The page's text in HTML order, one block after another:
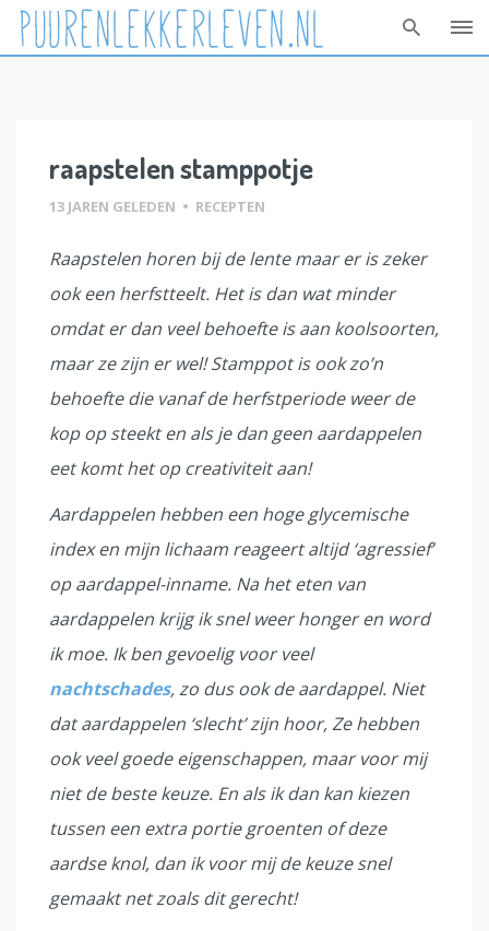
raapstelen stamppotje
13 JAREN GELEDEN • RECEPTEN
Raapstelen horen bij de lente maar er is zeker
ook een herfstteelt. Het is dan wat minder
omdat er dan veel behoefte is aan koolsoorten,
maar ze zijn er wel! Stamppot is ook zo’n
behoefte die vanaf de herfstperiode weer de
kop op steekt en als je dan geen aardappelen
eet komt het op creativiteit aan!
Aardappelen hebben een hoge glycemische
index en mijn lichaam reageert altijd ‘agressief’
op aardappel-inname. Na het eten van
aardappelen krijg ik snel weer honger en word
ik moe. Ik ben gevoelig voor veel
nachtschades, zo dus ook de aardappel. Niet
dat aardappelen ‘slecht’ zijn hoor, Ze hebben
ook veel goede eigenschappen, maar voor mij
niet de beste keuze. En als ik dan kan kiezen
tussen een extra portie groenten of deze
aardse knol, dan ik voor mij de keuze snel
gemaakt net zoals dit gerecht!